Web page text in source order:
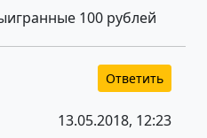
100 рублей
Ответить
13.05.2018, 12:23